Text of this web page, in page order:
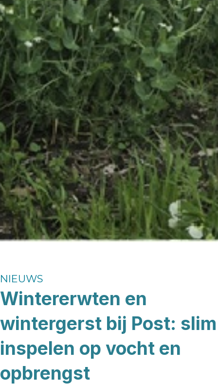
NIEUWS
Wintererwten en
wintergerst bij Post: slim
inspelen op vocht en
opbrengst